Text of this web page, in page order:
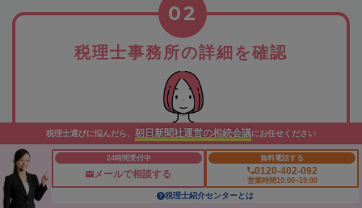
税理士事務所の詳細を確認
02
所属税理士や事務所の紹介、相談料金などから相談したい税
税理士選びに悩んだら、 朝日新聞社運営の相続会議にお任せください
24時間受付中
メールで相談する
無料電話する
0120-402-092
営業時間10:00~19:00
税理士紹介センターとは